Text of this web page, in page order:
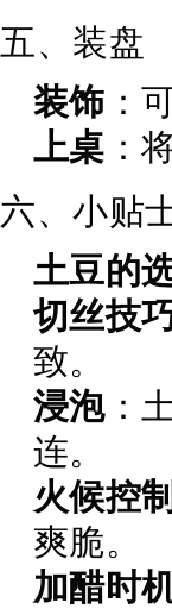
五、装盘
装饰 ：
上桌 ：
六、小贴
土豆的
切丝技
致。
浸泡：
连。
火候控制
爽脆。
加醋时